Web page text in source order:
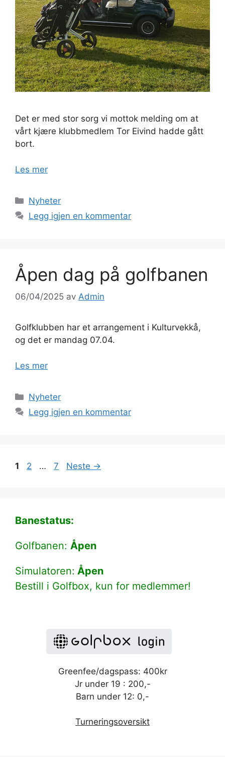
Det er med stor sorg vi mottok melding om at
vårt kjære klubbmedlem Tor Eivind hadde gått
bort.
Les mer
Kategorier
Nyheter
Legg igjen en kommentar
Åpen dag på golfbanen
06/04/2025 av Admin
Golfklubben har et arrangement i Kulturvekkå,
og det er mandag 07.04.
Les mer
Kategorier
Nyheter
Legg igjen en kommentar
Side
1 Side
2 … Side
7 Neste →
Banestatus:
Golfbanen: Åpen
Simulatoren: Åpen
Bestill i Golfbox, kun for medlemmer!
Greenfee/dagspass: 400kr
Jr under 19 : 200,-
Barn under 12: 0,-
Turneringsoversikt